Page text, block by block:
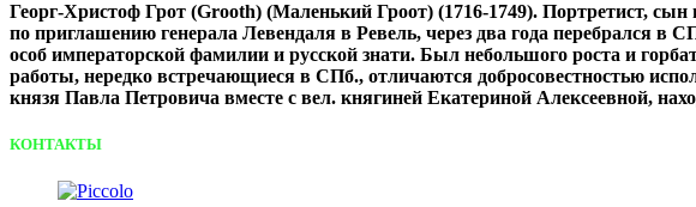
Георг-Христоф Грот (Grooth) (Маленький Гроот) (1716-1749). Портретист,
по приглашению генерала Левендаля в Ревель, через два года перебрался в
особ императорской фамилии и русской знати. Был небольшого роста и
работы, нередко встречающиеся в СПб., отличаются добросовестностью
князя Павла Петровича вместе с вел. княгиней Екатериной Алексеевной,
КОНТАКТЫ